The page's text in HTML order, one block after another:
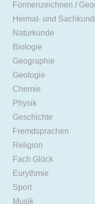
Formenzeichnen /
Heimat- und
Naturkunde
Biologie
Geographie
Geologie
Chemie
Physik
Geschichte
Fremdsprachen
Religion
Fach Glück
Eurythmie
Sport
Musik